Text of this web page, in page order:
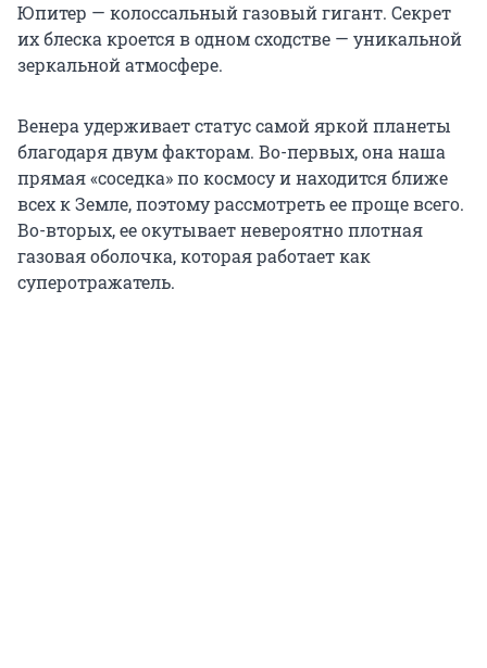
Юпитер — колоссальный газовый гигант. Секрет
их блеска кроется в одном сходстве — уникальной
зеркальной атмосфере.
Венера удерживает статус самой яркой планеты
благодаря двум факторам. Во-первых, она наша
прямая «соседка» по космосу и находится ближе
всех к Земле, поэтому рассмотреть ее проще всего.
Во-вторых, ее окутывает невероятно плотная
газовая оболочка, которая работает как
суперотражатель.